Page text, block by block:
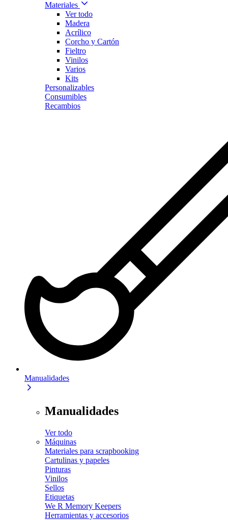
Materiales
Ver todo
Madera
Acrílico
Corcho y Cartón
Fieltro
Vinilos
Varios
Kits
Personalizables
Consumibles
Recambios
Manualidades
Manualidades
Ver todo
Máquinas
Materiales para scrapbooking
Cartulinas y papeles
Pinturas
Vinilos
Sellos
Etiquetas
We R Memory Keepers
Herramientas y accesorios